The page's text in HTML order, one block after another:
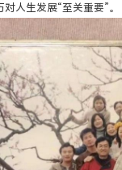
人生发展“至关重要”。